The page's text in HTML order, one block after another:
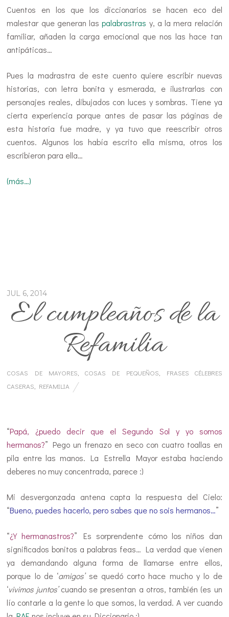
Cuentos en los que los diccionarios se hacen eco del
malestar que generan laspalabrastras y, a la mera relación
familiar, añaden la carga emocional que nos las hace tan
antipáticas…
Pues la madrastra de este cuento quiere escribir nuevas
historias, con letra bonita y esmerada, e ilustrarlas con
personajes reales, dibujados con luces y sombras. Tiene ya
cierta experiencia porque antes de pasar las páginas de
esta historia fue madre, y ya tuvo que reescribir otros
cuentos. Algunos los había escrito ella misma, otros los
escribieron para ella…
(más…)
JUL 6, 2014
El cumpleaños de la
Refamilia
COSAS DE MAYORES COSAS DE PEQUEÑOS
FRASES CÉLEBRES
CASERAS
REFAMILIA
“Papá, ¿puedo decir que el Segundo Sol y yo somos
hermanos?” Pego un frenazo en seco con cuatro toallas en
pila entre las manos. La Estrella Mayor estaba haciendo
deberes no muy concentrada, parece :)
Mi desvergonzada antena capta la respuesta del Cielo:
“Bueno, puedes hacerlo, pero sabes que no sois hermanos…”
“¿Y hermanastros?” Es sorprendente cómo los niños dan
significados bonitos a palabras feas… La verdad que vienen
ya demandando alguna forma de llamarse entre ellos,
porque lo de ‘amigos’se quedó corto hace mucho y lo de
‘vivimos juntos’cuando se presentan a otros, también (es un
lío contarle a la gente lo que somos, la verdad. A ver cuando